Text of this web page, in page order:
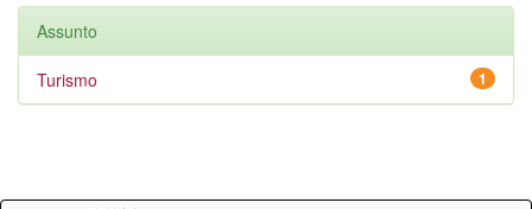
Assunto
1
Turismo